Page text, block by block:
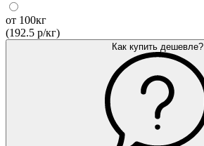
от 100кг
(192.5 р/кг)
Как купить дешевле?